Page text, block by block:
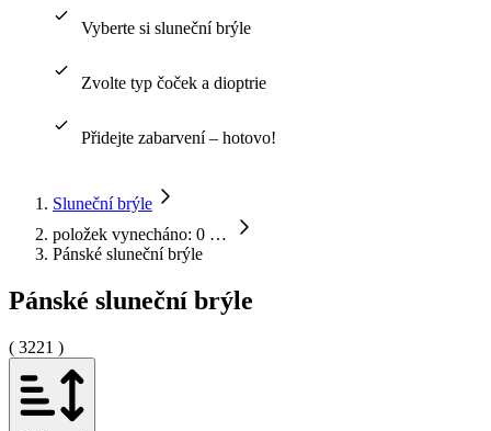
Vyberte si sluneční brýle
Zvolte typ čoček a dioptrie
Přidejte zabarvení – hotovo!
Sluneční brýle
položek vynecháno: 0 …
Pánské sluneční brýle
Pánské sluneční brýle
( 3221 )